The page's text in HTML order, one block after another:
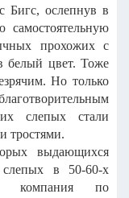
Бигс, ослепнув в
самостоятельную
прохожих с
белый цвет. Тоже
Но только
слепых стали
тростями.
выдающихся
слепых в 50-60-х
компания по